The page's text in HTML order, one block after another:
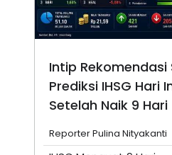
Intip
Prediksi IHSG Hari
Setelah Naik 9 Hari
Reporter Pulina Nityakanti